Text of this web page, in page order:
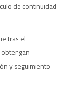
de continuidad
tras el
y seguimiento